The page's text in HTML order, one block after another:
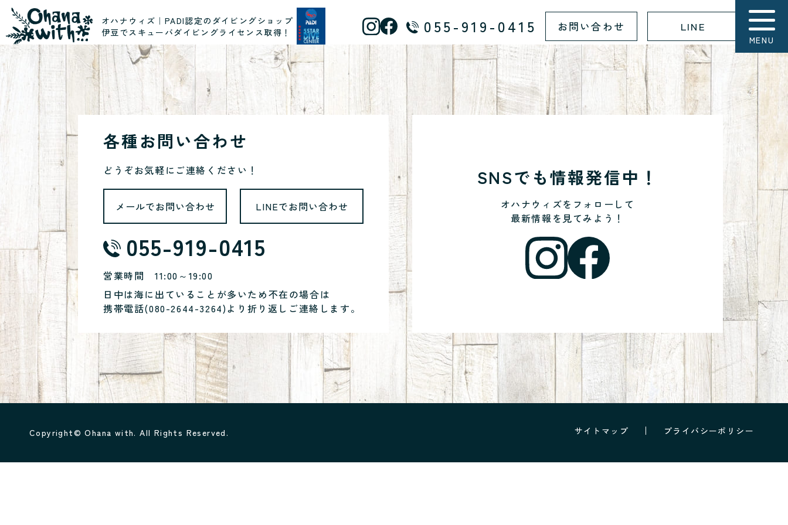
オハナウィズ｜PADI認定のダイビングショップ
伊豆でスキューバダイビングライセンス取得！
055-919-0415 お問い合わせ LINE
MENU
各種お問い合わせ
どうぞお気軽にご連絡ください！
メールでお問い合わせ LINEでお問い合わせ
055-919-0415
営業時間 11:00～19:00
日中は海に出ていることが多いため不在の場合は
携帯電話(080-2644-3264)より折り返しご連絡します。
SNSでも情報発信中！
オハナウィズをフォローして
最新情報を見てみよう！
サイトマップ プライバシーポリシー
Copyright© Ohana with. All Rights Reserved.